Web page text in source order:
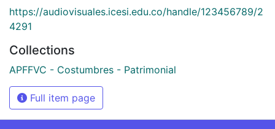
https://audiovisuales.icesi.edu.co/handle/123456789/2
4291
Collections
APFFVC - Costumbres - Patrimonial
Full item page